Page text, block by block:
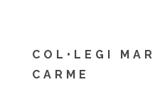
COL•LEGI
CARME